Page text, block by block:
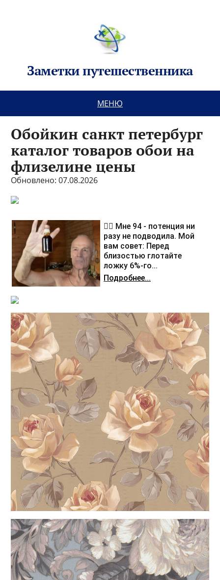
Заметки путешественника
МЕНЮ
Обойкин санкт петербург
каталог товаров обои на
флизелине цены
Обновлено: 07.08.2026
❤️‍🔥 Мне 94 - потенция ни
разу не подводила. Мой
вам совет: Перед
близостью глотайте
ложку 6%-го...
Подробнее...